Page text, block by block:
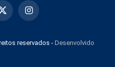
X
Instagram
reservados - Desenvolvido